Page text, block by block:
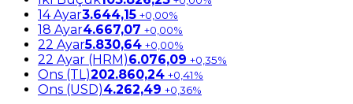
14 Ayar3.644,15 +0,00%
18 Ayar4.667,07 +0,00%
22 Ayar5.830,64 +0,00%
22 Ayar (HRM)6.076,09 +0,35%
Ons (TL)202.860,24 +0,41%
Ons (USD)4.262,49 +0,36%